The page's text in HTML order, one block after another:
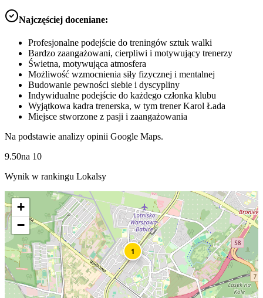
Najczęściej doceniane:
Profesjonalne podejście do treningów sztuk walki
Bardzo zaangażowani, cierpliwi i motywujący trenerzy
Świetna, motywująca atmosfera
Możliwość wzmocnienia siły fizycznej i mentalnej
Budowanie pewności siebie i dyscypliny
Indywidualne podejście do każdego członka klubu
Wyjątkowa kadra trenerska, w tym trener Karol Łada
Miejsce stworzone z pasji i zaangażowania
Na podstawie analizy opinii Google Maps.
9.50na 10
Wynik w rankingu Lokalsy
1
+
−